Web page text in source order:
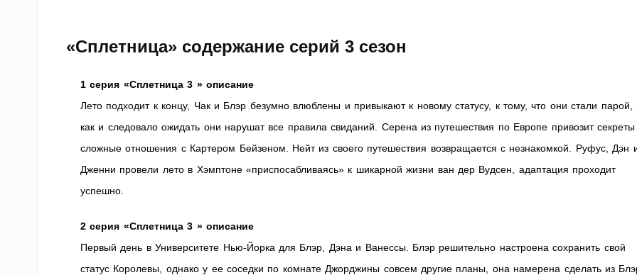
«Сплетница» содержание серий 3 сезон
1 серия «Сплетница 3 » описание
Лето подходит к концу, Чак и Блэр безумно влюблены и привыкают к новому статусу, к тому, что они стали парой,
как и следовало ожидать они нарушат все правила свиданий. Серена из путешествия по Европе привозит
сложные отношения с Картером Бейзеном. Нейт из своего путешествия возвращается с незнакомкой. Руфус, Дэн
Дженни провели лето в Хэмптоне «приспосабливаясь» к шикарной жизни ван дер Вудсен, адаптация проходит
успешно.
2 серия «Сплетница 3 » описание
Первый день в Университете Нью-Йорка для Блэр, Дэна и Ванессы. Блэр решительно настроена сохранить свой
статус Королевы, однако у ее соседки по комнате Джорджины совсем другие планы, она намерена сделать из